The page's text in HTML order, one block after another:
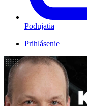
Podujatia
Prihlásenie